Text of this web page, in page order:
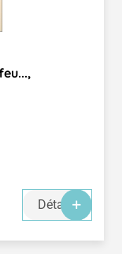
Détails